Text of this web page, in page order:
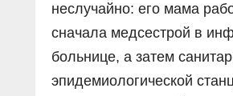
неслучайно: его мама
сначала медсестрой в
больнице, а затем
эпидемиологической